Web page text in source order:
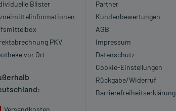
Blister
PKV
vor Ort
Partner
Kundenbewertungen
AGB
Impressum
Datenschutz
Cookie-Einstellungen
Rückgabe/Widerruf
Barrierefreiheitserklärung